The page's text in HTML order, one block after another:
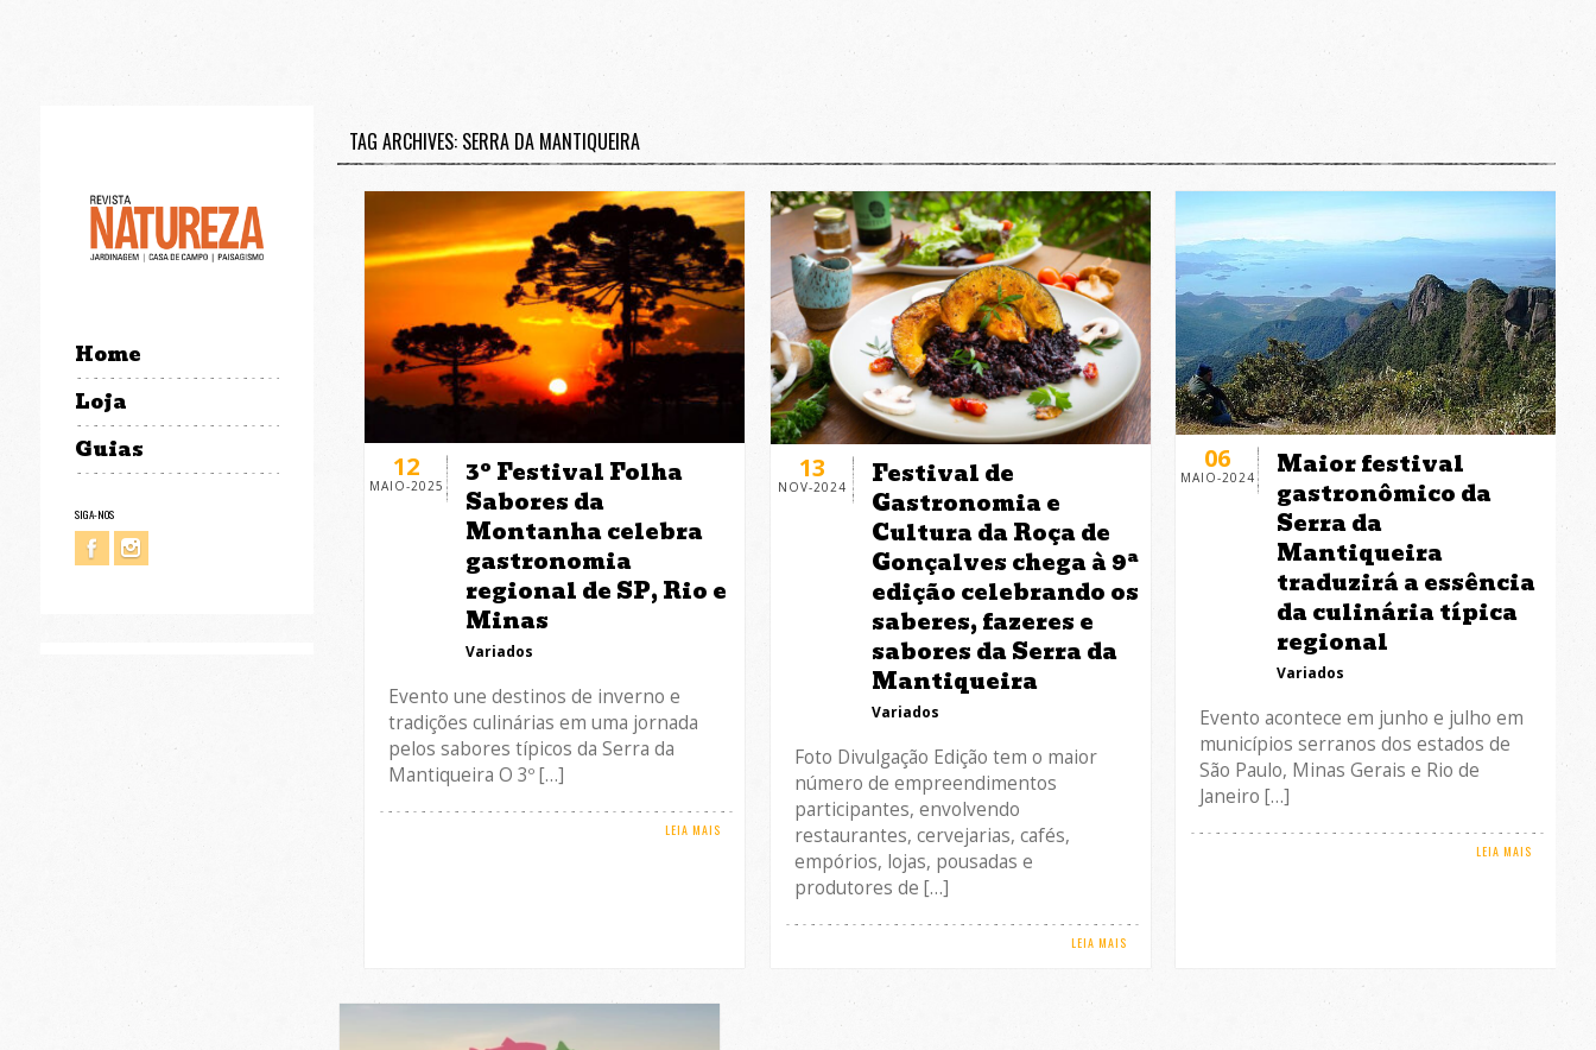
Home
Loja
Guias
SIGA-NOS
TAG ARCHIVES: SERRA DA MANTIQUEIRA
12
MAIO-2025
3º Festival Folha
Sabores da
Montanha celebra
gastronomia
regional de SP, Rio e
Minas
Variados
Evento une destinos de inverno e
tradições culinárias em uma jornada
pelos sabores típicos da Serra da
Mantiqueira O 3º […]
LEIA MAIS
13
NOV-2024
Festival de
Gastronomia e
Cultura da Roça de
Gonçalves chega à 9ª
edição celebrando os
saberes, fazeres e
sabores da Serra da
Mantiqueira
Variados
Foto Divulgação Edição tem o maior
número de empreendimentos
participantes, envolvendo
restaurantes, cervejarias, cafés,
empórios, lojas, pousadas e
produtores de […]
LEIA MAIS
06
MAIO-2024
Maior festival
gastronômico da
Serra da
Mantiqueira
traduzirá a essência
da culinária típica
regional
Variados
Evento acontece em junho e julho em
municípios serranos dos estados de
São Paulo, Minas Gerais e Rio de
Janeiro […]
LEIA MAIS